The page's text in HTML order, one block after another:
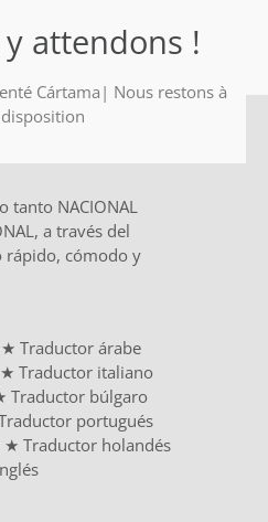
attendons !
Cártama| Nous restons à
tanto NACIONAL
a través del
rápido, cómodo y
★ Traductor árabe
★ Traductor italiano
Traductor búlgaro
portugués
★ Traductor holandés